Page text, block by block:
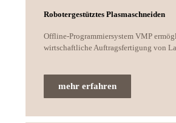
Robotergestütztes Plasmaschneiden
Offline-Programmiersystem VMP
wirtschaftliche Auftragsfertigung von
mehr erfahren